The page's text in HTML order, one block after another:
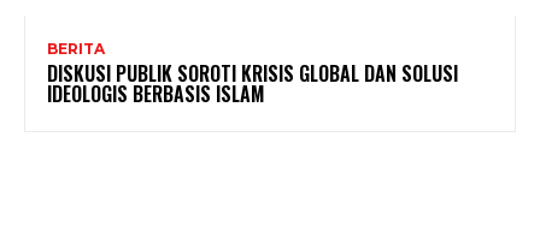
BERITA
DISKUSI PUBLIK SOROTI KRISIS GLOBAL DAN SOLUSI
IDEOLOGIS BERBASIS ISLAM